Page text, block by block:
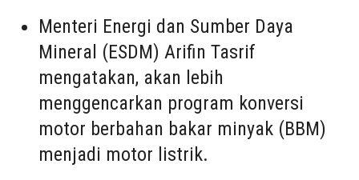
Menteri Energi dan Sumber Daya
Mineral (ESDM) Arifin Tasrif
mengatakan, akan lebih
menggencarkan program konversi
motor berbahan bakar minyak (BBM)
menjadi motor listrik.